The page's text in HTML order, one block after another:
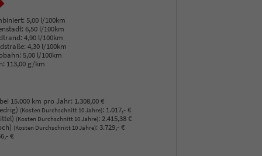
5,00 l/100km
6,50 l/100km
4,90 l/100km
4,30 l/100km
5,00 l/100km
113,00 g/km
15.000 km pro Jahr: 1.308,00 €
(Kosten Durchschnitt 10 Jahre): 1.017,- €
(Kosten Durchschnitt 10 Jahre): 2.415,38 €
(Kosten Durchschnitt 10 Jahre): 3.729,- €
€